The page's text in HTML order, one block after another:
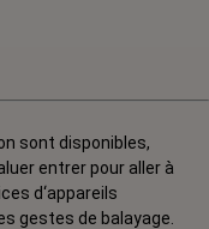
sont disponibles,
entrer pour aller à
d‘appareils
gestes de balayage.